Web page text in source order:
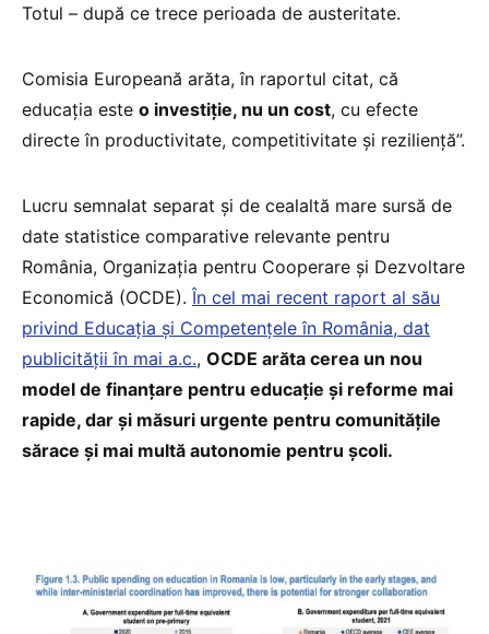
Totul – după ce trece perioada de austeritate.
Comisia Europeană arăta, în raportul citat, că
educația este o investiție, nu un cost, cu efecte
directe în productivitate, competitivitate și reziliență”.
Lucru semnalat separat și de cealaltă mare sursă de
date statistice comparative relevante pentru
România, Organizația pentru Cooperare și Dezvoltare
Economică (OCDE). În cel mai recent raport al său
privind Educația și Competențele în România, dat
publicității în mai a.c., OCDE arăta cerea un nou
model de finanțare pentru educație și reforme mai
rapide, dar și măsuri urgente pentru comunitățile
sărace și mai multă autonomie pentru școli.